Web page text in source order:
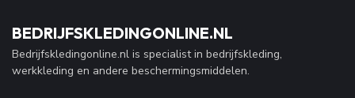
BEDRIJFSKLEDINGONLINE.NL
Bedrijfskledingonline.nl is specialist in bedrijfskleding,
werkkleding en andere beschermingsmiddelen.